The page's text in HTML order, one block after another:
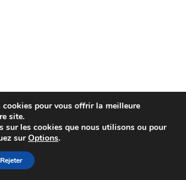
| Propulsé par
cookies pour vous offrir la meilleure
site.
sur les cookies que nous utilisons ou pour
surOptions.
Rejeter